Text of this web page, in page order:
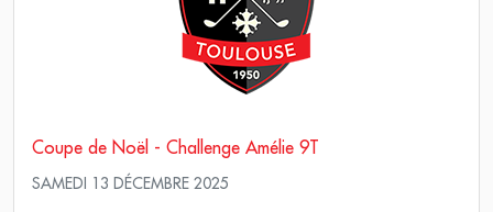
Coupe de Noël - Challenge Amélie 9T
SAMEDI 13 DÉCEMBRE 2025